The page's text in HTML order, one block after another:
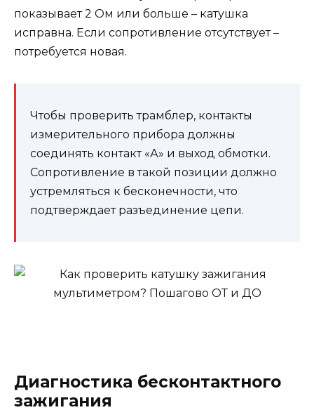
показывает 2 Ом или больше – катушка
исправна. Если сопротивление отсутствует –
потребуется новая.
Чтобы проверить трамблер, контакты
измерительного прибора должны
соединять контакт «А» и выход обмотки.
Сопротивление в такой позиции должно
устремляться к бесконечности, что
подтверждает разъединение цепи.
Диагностика бесконтактного
зажигания